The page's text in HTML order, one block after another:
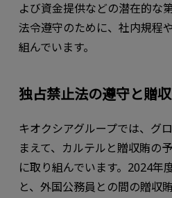
よび資金提供などの潜在的な
法令遵守のために、社内規程
組んでいます。
独占禁止法の遵守と贈
キオクシアグループでは、グ
まえて、カルテルと贈収賄の
に取り組んでいます。2024年
と、外国公務員との間の贈収